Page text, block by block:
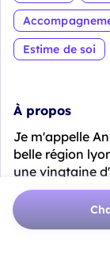
Estime de soi
À propos
Je m'appelle
belle région
une vingtaine
marketing/
d'autres
complétement